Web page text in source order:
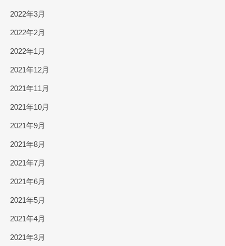
2022年3月
2022年2月
2022年1月
2021年12月
2021年11月
2021年10月
2021年9月
2021年8月
2021年7月
2021年6月
2021年5月
2021年4月
2021年3月